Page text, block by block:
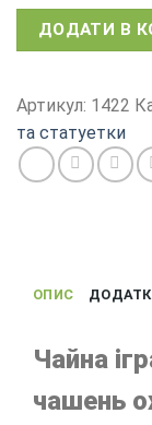
ДОДАТИ В
Артикул: 1422
та статуетки
ОПИС
Чайна
чашень